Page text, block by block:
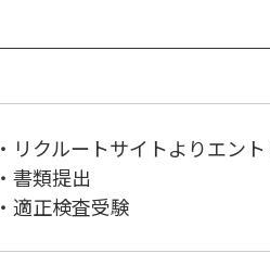
・リクルートサイトよりエン
・書類提出
・適正検査受験